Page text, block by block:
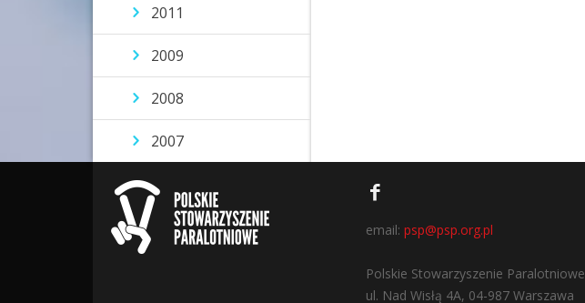
2011
2009
2008
2007
email: psp@psp.org.pl
Polskie Stowarzyszenie Paralotniowe
ul. Nad Wisłą 4A, 04-987 Warszawa